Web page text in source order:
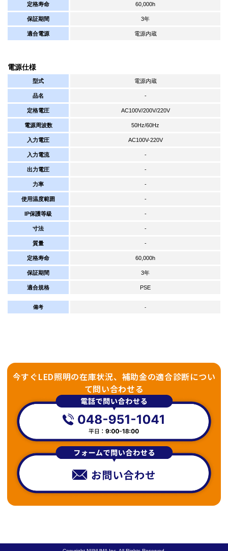
定格寿命 60,000h
保証期間 3年
適合電源 電源内蔵
電源仕様
型式 電源内蔵
品名 -
定格電圧 AC100V/200V/220V
電源周波数 50Hz/60Hz
入力電圧 AC100V-220V
入力電流 -
出力電圧 -
力率 -
使用温度範囲 -
IP保護等級 -
寸法 -
質量 -
定格寿命 60,000h
保証期間 3年
適合規格 PSE
備考 -
今すぐLED照明の在庫状況、補助金の適合診断につい
て問い合わせる